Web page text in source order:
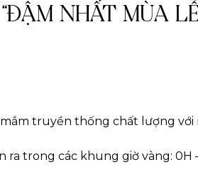
NHẤT MÙA
truyền thống chất lượng với
ra trong các khung giờ vàng: 0H –